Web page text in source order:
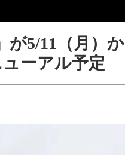
が5/11（月）か
ーアル予定